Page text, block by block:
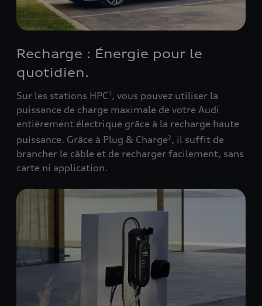
Recharge : Énergie pour le
quotidien.
Sur les stations HPC1 , vous pouvez utiliser la
puissance de charge maximale de votre Audi
entièrement électrique grâce à la recharge haute
puissance. Grâce à Plug & Charge2 , il suffit de
brancher le câble et de recharger facilement, sans
carte ni application.